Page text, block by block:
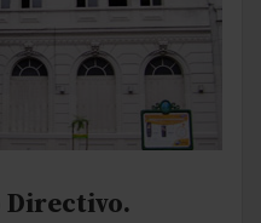
Directivo.